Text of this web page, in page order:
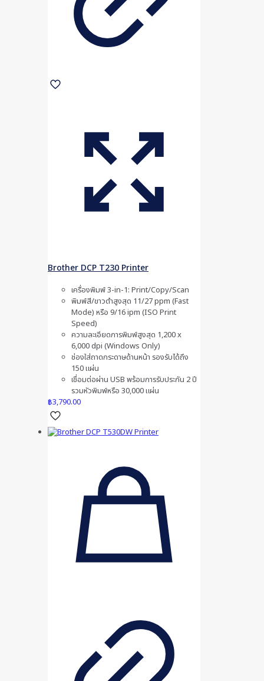
Brother DCP T230 Printer
เครื่องพิมพ์ 3-in-1: Print/Copy/Scan
พิมพ์สี/ขาวดำสูงสุด 11/27 ppm (Fast
Mode) หรือ 9/16 ipm (ISO Print
Speed)
ความละเอียดการพิมพ์สูงสุด 1,200 x
6,000 dpi (Windows Only)
ช่องใส่ถาดกระดาษด้านหน้า รองรับได้ถึง
150 แผ่น
เชื่อมต่อผ่าน USB พร้อมการรับประกัน 2 ปี
รวมหัวพิมพ์หรือ 30,000 แผ่น
฿3,790.00